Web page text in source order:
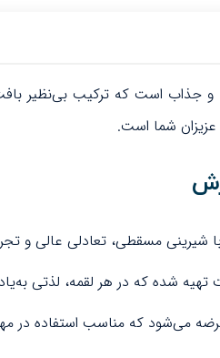
جذاب است که ترکیب بی‌نظیر
شما است.
مسقطی، تعادلی عالی و
شده که در هر لقمه، لذتی